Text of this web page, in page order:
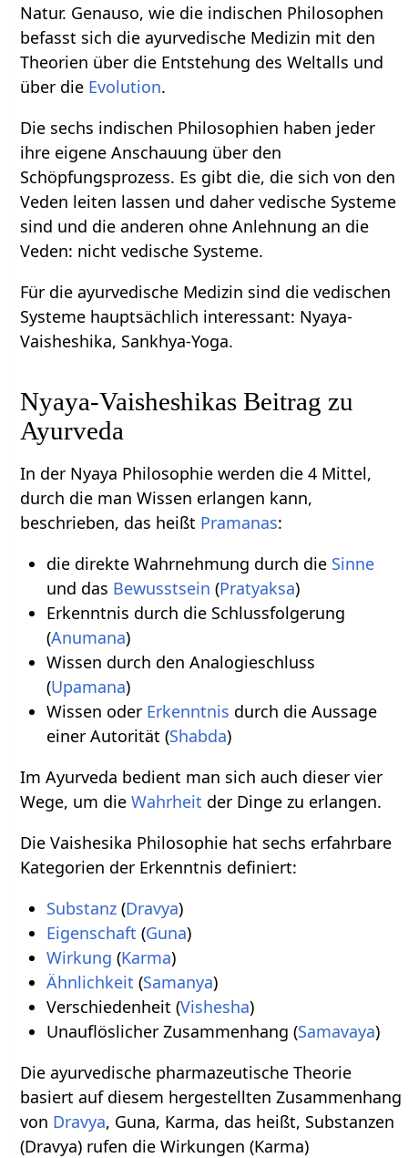
Natur. Genauso, wie die indischen Philosophen
befasst sich die ayurvedische Medizin mit den
Theorien über die Entstehung des Weltalls und
über die Evolution.
Die sechs indischen Philosophien haben jeder
ihre eigene Anschauung über den
Schöpfungsprozess. Es gibt die, die sich von den
Veden leiten lassen und daher vedische Systeme
sind und die anderen ohne Anlehnung an die
Veden: nicht vedische Systeme.
Für die ayurvedische Medizin sind die vedischen
Systeme hauptsächlich interessant: Nyaya-
Vaisheshika, Sankhya-Yoga.
Nyaya-Vaisheshikas Beitrag zu
Ayurveda
In der Nyaya Philosophie werden die 4 Mittel,
durch die man Wissen erlangen kann,
beschrieben, das heißt Pramanas:
die direkte Wahrnehmung durch die Sinne
und das Bewusstsein (Pratyaksa)
Erkenntnis durch die Schlussfolgerung
(Anumana)
Wissen durch den Analogieschluss
(Upamana)
Wissen oder Erkenntnis durch die Aussage
einer Autorität (Shabda)
Im Ayurveda bedient man sich auch dieser vier
Wege, um dieWahrheit der Dinge zu erlangen.
Die Vaishesika Philosophie hat sechs erfahrbare
Kategorien der Erkenntnis definiert:
Substanz(Dravya)
Eigenschaft (Guna)
Wirkung (Karma)
Ähnlichkeit (Samanya)
Verschiedenheit (Vishesha)
Unauflöslicher Zusammenhang (Samavaya)
Die ayurvedische pharmazeutische Theorie
basiert auf diesem hergestellten Zusammenhang
von Dravya, Guna, Karma, das heißt, Substanzen
(Dravya) rufen die Wirkungen (Karma)